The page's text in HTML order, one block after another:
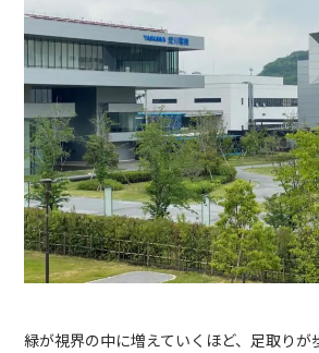
緑が視界の中に増えていくほど、足取りが